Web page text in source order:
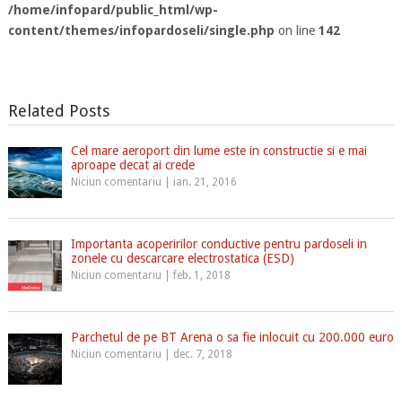
/home/infopard/public_html/wp-
content/themes/infopardoseli/single.php on line 142
Related Posts
Cel mare aeroport din lume este in constructie si e mai
aproape decat ai crede
Niciun comentariu ian. 21, 2016
Importanta acoperirilor conductive pentru pardoseli in
zonele cu descarcare electrostatica (ESD)
Niciun comentariu feb. 1, 2018
Parchetul de pe BT Arena o sa fie inlocuit cu 200.000 euro
Niciun comentariu dec. 7, 2018